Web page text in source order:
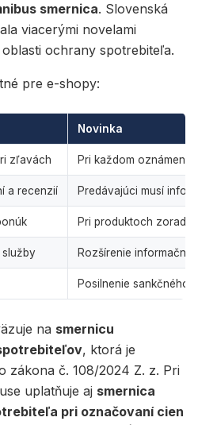
smernica. Slovenská
viacerými novelami
ochrany spotrebiteľa.
pre e-shopy:
Novinka
zľavách Pri každom oznámení
a recenzií Predávajúci musí
Pri produktoch
služby Rozšírenie
Posilnenie sankčného
na smernicu
, ktorá je
zákona č. 108/2024 Z. z. Pri
uplatňuje aj smernica
pri označovaní cien